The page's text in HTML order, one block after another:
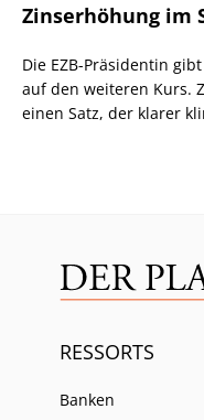
Zinserhöhung im
Die EZB-Präsidentin
auf den weiteren Kurs.
einen Satz, der klarer
RESSORTS
Banken